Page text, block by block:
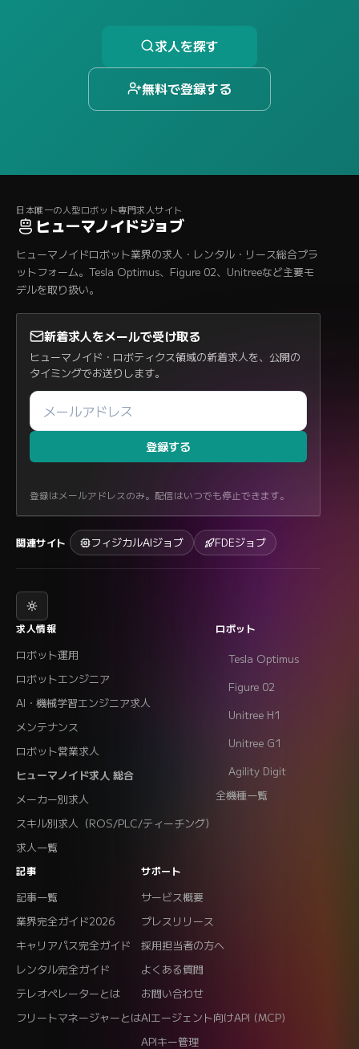
求人を探す
無料で登録する
日本唯一の人型ロボット専門求人サイト
ヒューマノイドジョブ
ヒューマノイドロボット業界の求人・レンタル・リース総合プラ
ットフォーム。Tesla Optimus、Figure 02、Unitreeなど主要モ
デルを取り扱い。
新着求人をメールで受け取る
ヒューマノイド・ロボティクス領域の新着求人を、公開の
タイミングでお送りします。
登録する
登録はメールアドレスのみ。配信はいつでも停止できます。
関連サイト フィジカルAIジョブ FDEジョブ
求人情報
ロボット運用
ロボットエンジニア
AI・機械学習エンジニア求人
メンテナンス
ロボット営業求人
ヒューマノイド求人 総合
メーカー別求人
スキル別求人（ROS/PLC/ティーチング）
求人一覧
ロボット
Tesla Optimus
Figure 02
Unitree H1
Unitree G1
Agility Digit
全機種一覧
記事
記事一覧
業界完全ガイド2026
キャリアパス完全ガイド
レンタル完全ガイド
テレオペレーターとは
フリートマネージャーとは
サポート
サービス概要
プレスリリース
採用担当者の方へ
よくある質問
お問い合わせ
AIエージェント向けAPI (MCP)
APIキー管理